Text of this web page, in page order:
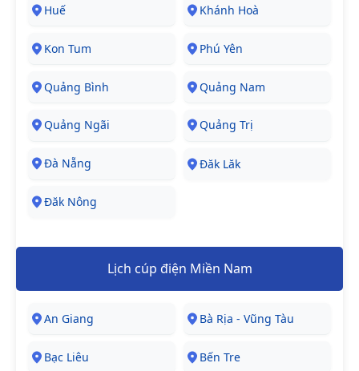
Huế Khánh Hoà
Kon Tum Phú Yên
Quảng Bình Quảng Nam
Quảng Ngãi Quảng Trị
Đà Nẵng Đăk Lăk
Đăk Nông
Lịch cúp điện Miền Nam
An Giang Bà Rịa - Vũng Tàu
Bạc Liêu Bến Tre